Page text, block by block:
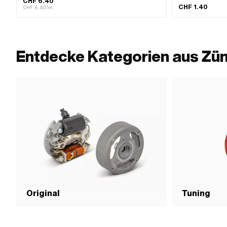
mm · Gesamtlänge: 1000 mm
CHF 6.40/m
roh · Gesamtlänge:
CHF 1.40
Entdecke Kategorien aus
Original Tuning